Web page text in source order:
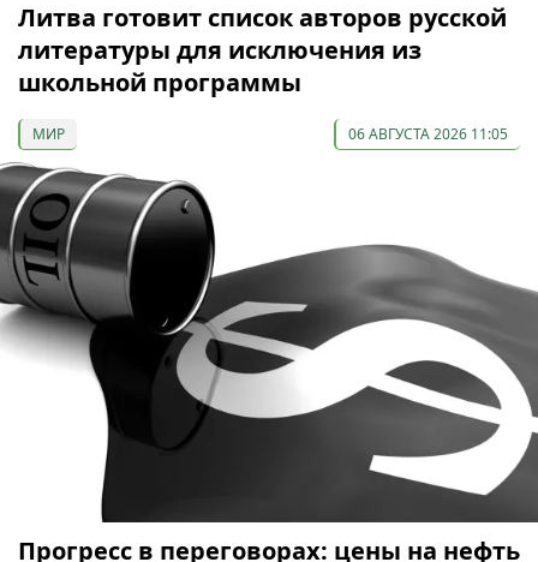
Литва готовит список авторов русской
литературы для исключения из
школьной программы
МИР 06 АВГУСТА 2026 11:05
Прогресс в переговорах: цены на нефть